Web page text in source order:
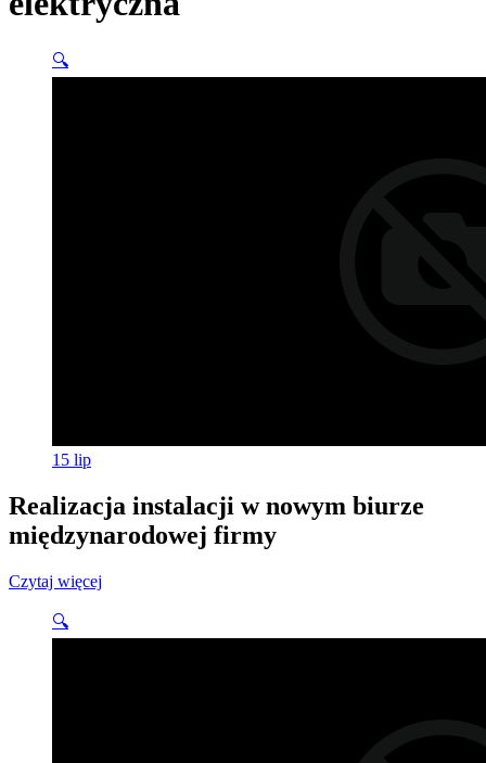
🔍
15 lip
Realizacja instalacji w nowym biurze
międzynarodowej firmy
Czytaj więcej
🔍